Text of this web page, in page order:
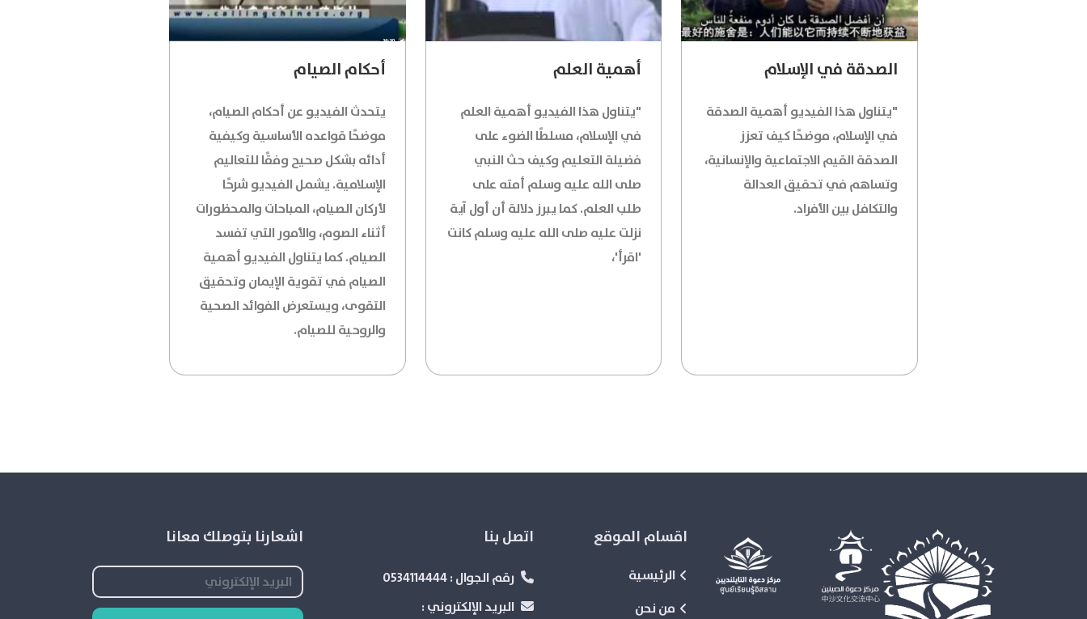
الصدقة في الإسلام
"يتناول هذا الفيديو أهمية الصدقة
في الإسلام، موضحًا كيف تعزز
الصدقة القيم الاجتماعية والإنسانية،
وتساهم في تحقيق العدالة
والتكافل بين الأفراد.
أهمية العلم
"يتناول هذا الفيديو أهمية العلم
في الإسلام، مسلطًا الضوء على
فضيلة التعليم وكيف حث النبي
صلى الله عليه وسلم أمته على
طلب العلم. كما يبرز دلالة أن أول آية
نزلت عليه صلى الله عليه وسلم كانت
'اقرأ'،
أحكام الصيام
يتحدث الفيديو عن أحكام الصيام،
موضحًا قواعده الأساسية وكيفية
أدائه بشكل صحيح وفقًا للتعاليم
الإسلامية. يشمل الفيديو شرحًا
لأركان الصيام، المباحات والمحظورات
أثناء الصوم، والأمور التي تفسد
الصيام. كما يتناول الفيديو أهمية
الصيام في تقوية الإيمان وتحقيق
التقوى، ويستعرض الفوائد الصحية
والروحية للصيام.
اقسام الموقع
الرئيسية
من نحن
اتصل بنا
رقم الجوال :
البريد الإلكتروني :
اشعارنا بتوصلك معانا